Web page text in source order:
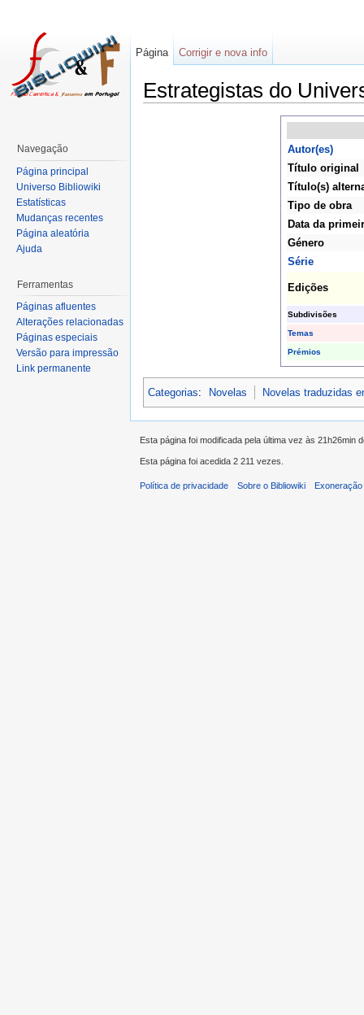
Estrategistas do
Autor(es)
Título original
Título(s)
Tipo de obra
Data da
Género
Série
Edições
Subdivisões
Temas
Prémios
Categorias: Novelas Novelas traduzidas
Página Corrigir e nova info
Navegação
Página principal
Universo Bibliowiki
Estatísticas
Mudanças recentes
Página aleatória
Ajuda
Ferramentas
Páginas afluentes
Alterações relacionadas
Páginas especiais
Versão para impressão
Link permanente
Esta página foi modificada pela última vez às 21h26min
Esta página foi acedida 2 211 vezes.
Política de privacidade Sobre o Bibliowiki